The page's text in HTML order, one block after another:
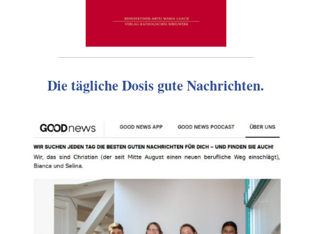
Die tägliche Dosis gute Nachrichten.